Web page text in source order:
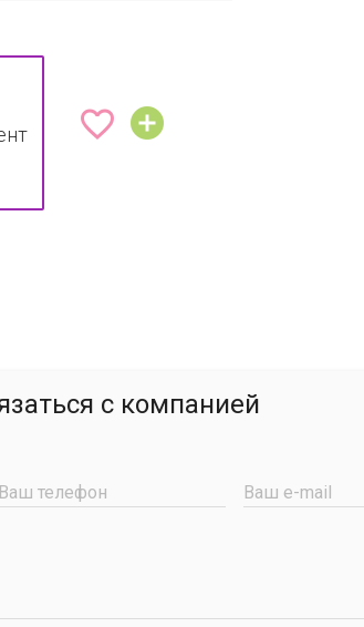
 
с компанией
Ваш телефон Ваш e-mail